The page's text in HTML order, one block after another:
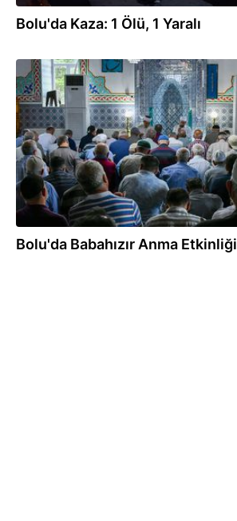
Bolu'da Kaza: 1 Ölü, 1 Yaralı
05.07.2026
Bolu'da Babahızır Anma Etkinliği